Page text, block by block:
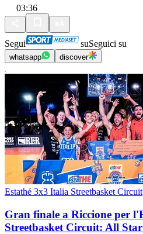
03:36
Segui suSeguici su
whatsapp discover
Estathé 3x3 Italia Streetbasket Circuit
Gran finale a Riccione per
Streetbasket Circuit: All